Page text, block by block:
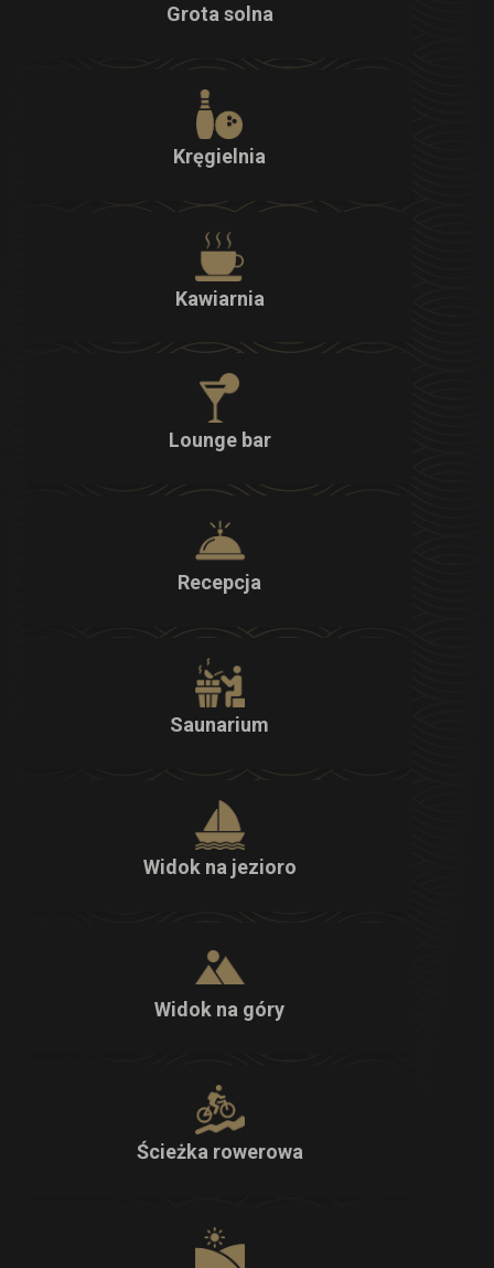
Grota solna
Kręgielnia
Kawiarnia
Lounge bar
Recepcja
Saunarium
Widok na jezioro
Widok na góry
Ścieżka rowerowa